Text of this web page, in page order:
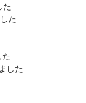
た
た
した